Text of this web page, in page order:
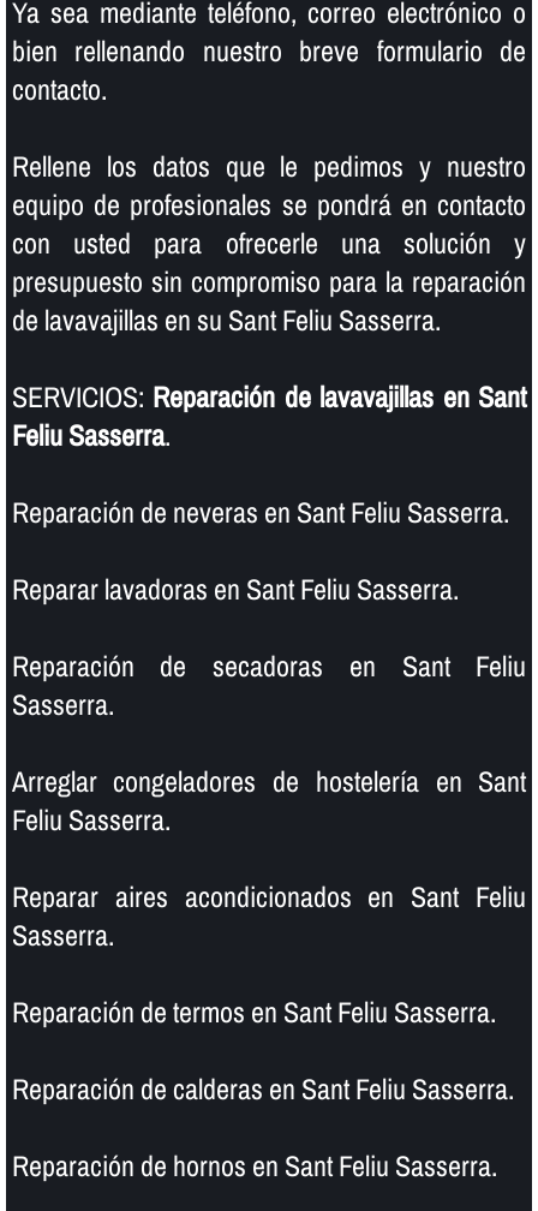
Ya sea mediante teléfono, correo electrónico o
bien rellenando nuestro breve formulario de
contacto.
Rellene los datos que le pedimos y nuestro
equipo de profesionales se pondrá en contacto
con usted para ofrecerle una solución y
presupuesto sin compromiso para la reparación
de lavavajillas en su Sant Feliu Sasserra.
SERVICIOS: Reparación de lavavajillas en Sant
Feliu Sasserra.
Reparación de neveras en Sant Feliu Sasserra.
Reparar lavadoras en Sant Feliu Sasserra.
Reparación de secadoras en Sant Feliu
Sasserra.
Arreglar congeladores de hostelerí­a en Sant
Feliu Sasserra.
Reparar aires acondicionados en Sant Feliu
Sasserra.
Reparación de termos en Sant Feliu Sasserra.
Reparación de calderas en Sant Feliu Sasserra.
Reparación de hornos en Sant Feliu Sasserra.